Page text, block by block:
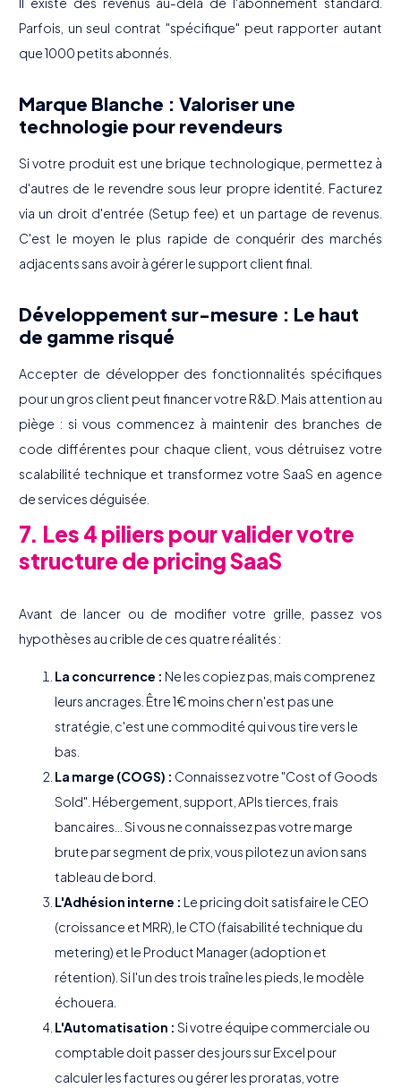
Parfois, un seul contrat "spécifique" peut rapporter autant
que 1000 petits abonnés.
Marque Blanche : Valoriser une
technologie pour revendeurs
Si votre produit est une brique technologique, permettez à
d'autres de le revendre sous leur propre identité. Facturez
via un droit d'entrée (Setup fee) et un partage de revenus.
C'est le moyen le plus rapide de conquérir des marchés
adjacents sans avoir à gérer le support client final.
Développement sur-mesure : Le haut
de gamme risqué
Accepter de développer des fonctionnalités spécifiques
pour un gros client peut financer votre R&D. Mais attention au
piège : si vous commencez à maintenir des branches de
code différentes pour chaque client, vous détruisez votre
scalabilité technique et transformez votre SaaS en agence
de services déguisée.
7. Les 4 piliers pour valider votre
structure de pricing SaaS
Avant de lancer ou de modifier votre grille, passez vos
hypothèses au crible de ces quatre réalités :
La concurrence : Ne les copiez pas, mais comprenez
leurs ancrages. Être 1€ moins cher n'est pas une
stratégie, c'est une commodité qui vous tire vers le
bas.
La marge (COGS) : Connaissez votre "Cost of Goods
Sold". Hébergement, support, APIs tierces, frais
bancaires... Si vous ne connaissez pas votre marge
brute par segment de prix, vous pilotez un avion sans
tableau de bord.
L'Adhésion interne : Le pricing doit satisfaire le CEO
(croissance et MRR), le CTO (faisabilité technique du
metering) et le Product Manager (adoption et
rétention). Si l'un des trois traîne les pieds, le modèle
échouera.
L'Automatisation : Si votre équipe commerciale ou
comptable doit passer des jours sur Excel pour
calculer les factures ou gérer les proratas, votre